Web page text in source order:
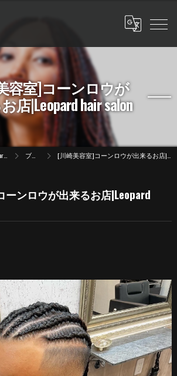
容室]コーンロウが
店|Leopard hair salon
川崎駅の美容室はLeopard hair salon ブログ [川崎美容室]コーンロウが出来るお店|Leopard hair salon
ンロウが出来るお店|Leopard